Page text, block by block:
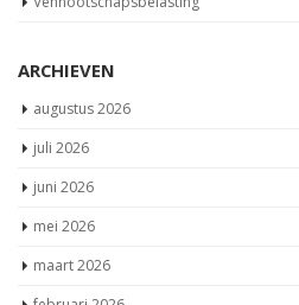
ARCHIEVEN
augustus 2026
juli 2026
juni 2026
mei 2026
maart 2026